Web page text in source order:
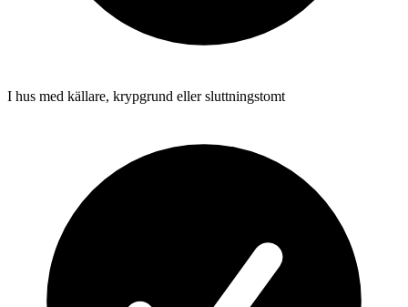
I hus med källare, krypgrund eller sluttningstomt